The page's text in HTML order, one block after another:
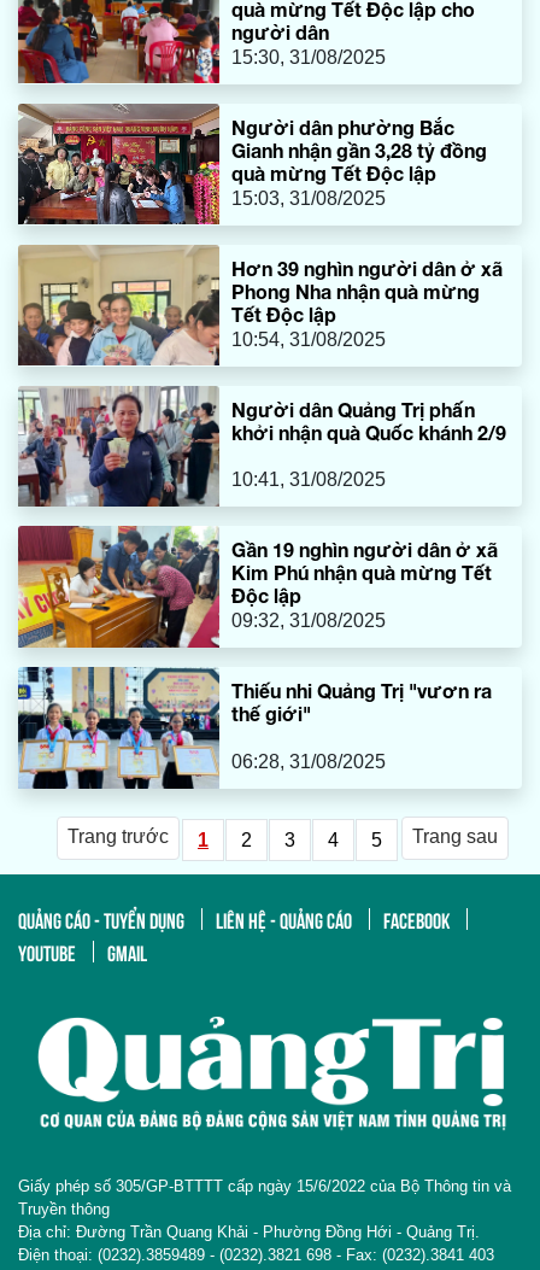
quà mừng Tết Độc lập cho
người dân
15:30, 31/08/2025
Người dân phường Bắc
Gianh nhận gần 3,28 tỷ đồng
quà mừng Tết Độc lập
15:03, 31/08/2025
Hơn 39 nghìn người dân ở xã
Phong Nha nhận quà mừng
Tết Độc lập
10:54, 31/08/2025
Người dân Quảng Trị phấn
khởi nhận quà Quốc khánh 2/9
10:41, 31/08/2025
Gần 19 nghìn người dân ở xã
Kim Phú nhận quà mừng Tết
Độc lập
09:32, 31/08/2025
Thiếu nhi Quảng Trị "vươn ra
thế giới"
06:28, 31/08/2025
Trang trước 1 2 3 4 5 Trang sau
QUẢNG CÁO - TUYỂN DỤNG LIÊN HỆ - QUẢNG CÁO
FACEBOOK
YOUTUBE
GMAIL
Giấy phép số 305/GP-BTTTT cấp ngày 15/6/2022 của Bộ Thông tin và
Truyền thông
Địa chỉ: Đường Trần Quang Khải - Phường Đồng Hới - Quảng Trị.
Điện thoại: (0232).3859489 - (0232).3821 698 - Fax: (0232).3841 403